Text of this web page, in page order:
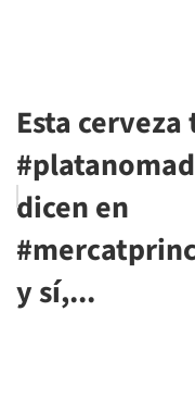
Esta
dicen en
y sí,...